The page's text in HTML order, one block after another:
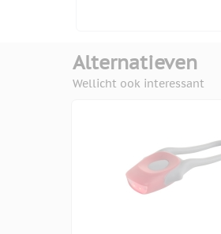
Alternatieven
Wellicht ook interessant